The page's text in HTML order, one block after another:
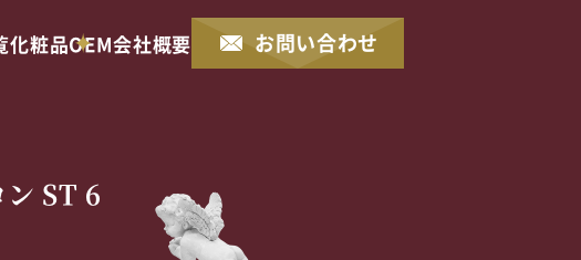
化粧品OEM会社概要 お問い合わせ
ン ST 6